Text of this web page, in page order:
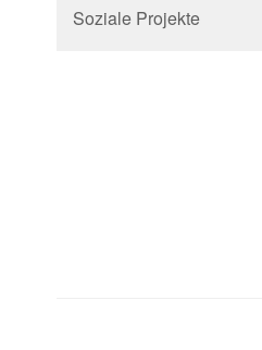
Soziale Projekte